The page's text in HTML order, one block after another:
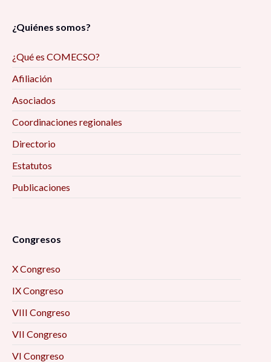
¿Quiénes somos?
¿Qué es COMECSO?
Afiliación
Asociados
Coordinaciones regionales
Directorio
Estatutos
Publicaciones
Congresos
X Congreso
IX Congreso
VIII Congreso
VII Congreso
VI Congreso